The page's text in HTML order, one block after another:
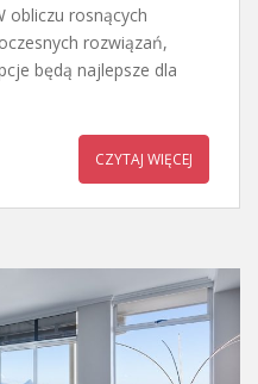
obliczu rosnących
rozwiązań,
będą najlepsze dla
CZYTAJ WIĘCEJ